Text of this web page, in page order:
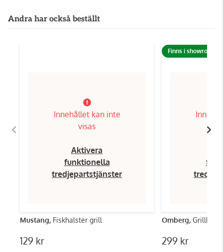
Andra har också beställt
Innehållet kan inte
visas
Aktivera
funktionella
tredjepartstjänster
Mustang, Fiskhalster grill
129 kr
Finns i showroom!
Omberg,
299 kr